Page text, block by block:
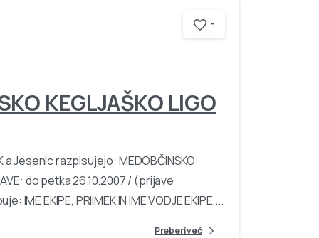
-
KEGLJAŠKO LIGO
Jesenic razpisujejo: MEDOBČINSKO
do petka 26.10.2007 / (prijave
EKIPE, PRIIMEK IN IME VODJE EKIPE,...
Preberi več